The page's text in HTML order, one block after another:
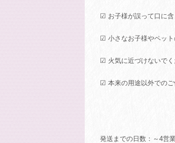
☑ お子様が誤って口に含
☑ 小さなお子様やペット
☑ 火気に近づけないでく
☑ 本来の用途以外でのご
発送までの日数：～4営